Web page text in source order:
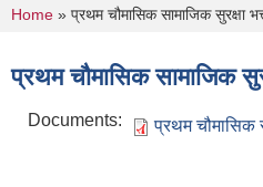
You are here
Home » प्रथम चौमासिक सामाजिक सुरक्षा
प्रथम चौमासिक सामाजिक
Documents: प्रथम चौमासिक